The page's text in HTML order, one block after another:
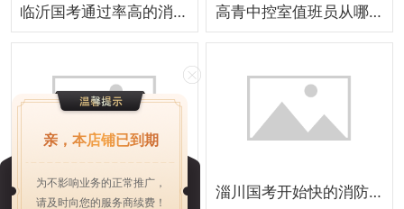
临沂国考通过率高的消防学校 高青中控室值班员从哪里报名
哪里有消防培训 淄川国考开始快的消防学校哪家好
亲，本店铺已到期
为不影响业务的正常推广，
请及时向您的服务商续费！